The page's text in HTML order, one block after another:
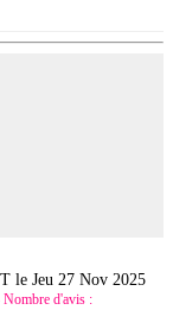
leJeu 27 Nov 2025
d'avis :